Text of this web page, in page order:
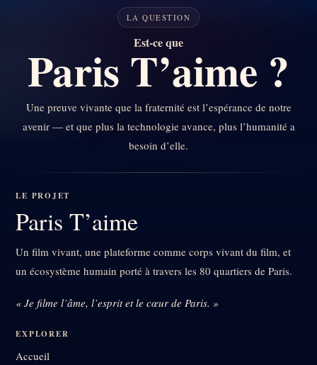
LA QUESTION
Est-ce que
Paris T’aime ?
Une preuve vivante que la fraternité est l’espérance de notre
avenir — et que plus la technologie avance, plus l’humanité a
besoin d’elle.
LE PROJET
Paris T’aime
Un film vivant, une plateforme comme corps vivant du film, et
un écosystème humain porté à travers les 80 quartiers de Paris.
« Je filme l’âme, l’esprit et le cœur de Paris. »
EXPLORER
Accueil